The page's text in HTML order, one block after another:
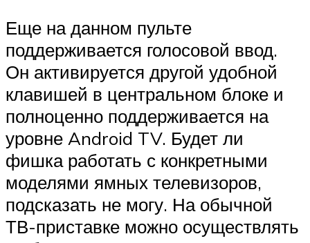
Еще на данном пульте
поддерживается голосовой ввод.
Он активируется другой удобной
клавишей в центральном блоке и
полноценно поддерживается на
уровне Android TV. Будет ли
фишка работать с конкретными
моделями ямных телевизоров,
подсказать не могу. На обычной
ТВ-приставке можно осуществлять